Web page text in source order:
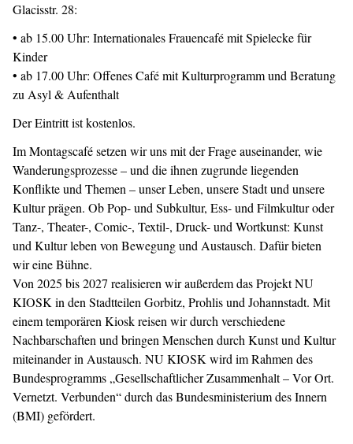
Glacisstr. 28:
• ab 15.00 Uhr: Internationales Frauencafé mit Spielecke für
Kinder
• ab 17.00 Uhr: Offenes Café mit Kulturprogramm und Beratung
zu Asyl & Aufenthalt
Der Eintritt ist kostenlos.
Im Montagscafé setzen wir uns mit der Frage auseinander, wie
Wanderungsprozesse – und die ihnen zugrunde liegenden
Konflikte und Themen – unser Leben, unsere Stadt und unsere
Kultur prägen. Ob Pop- und Subkultur, Ess- und Filmkultur oder
Tanz-, Theater-, Comic-, Textil-, Druck- und Wortkunst: Kunst
und Kultur leben von Bewegung und Austausch. Dafür bieten
wir eine Bühne.
Von 2025 bis 2027 realisieren wir außerdem das Projekt NU
KIOSK in den Stadtteilen Gorbitz, Prohlis und Johannstadt. Mit
einem temporären Kiosk reisen wir durch verschiedene
Nachbarschaften und bringen Menschen durch Kunst und Kultur
miteinander in Austausch. NU KIOSK wird im Rahmen des
Bundesprogramms „Gesellschaftlicher Zusammenhalt – Vor Ort.
Vernetzt. Verbunden“ durch das Bundesministerium des Innern
(BMI) gefördert.